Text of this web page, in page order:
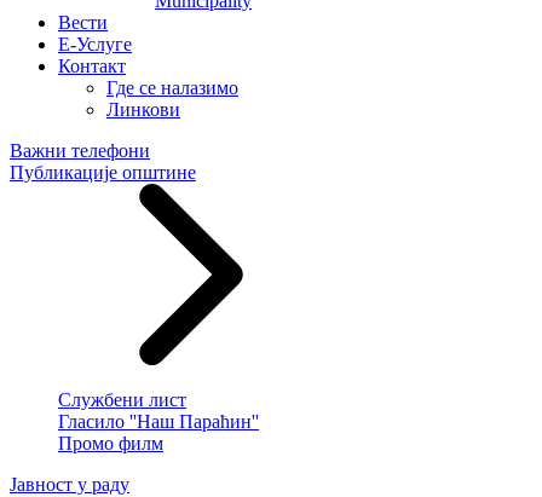
Вести
E-Услуге
Контакт
Где се налазимо
Линкови
Важни телефони
Публикације општине
Службени лист
Гласило ''Наш Параћин''
Промо филм
Јавност у раду